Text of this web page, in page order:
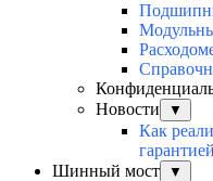
Новости
▼
Как
Шинный мост
▼